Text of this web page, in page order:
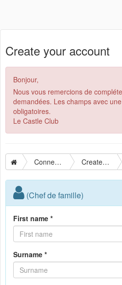
Create your account
Bonjour,
Nous vous remercions de
demandées. Les champs avec
obligatoires.
Le Castle Club
Connection Create your account
(Chef de famille)
First name *
Surname *